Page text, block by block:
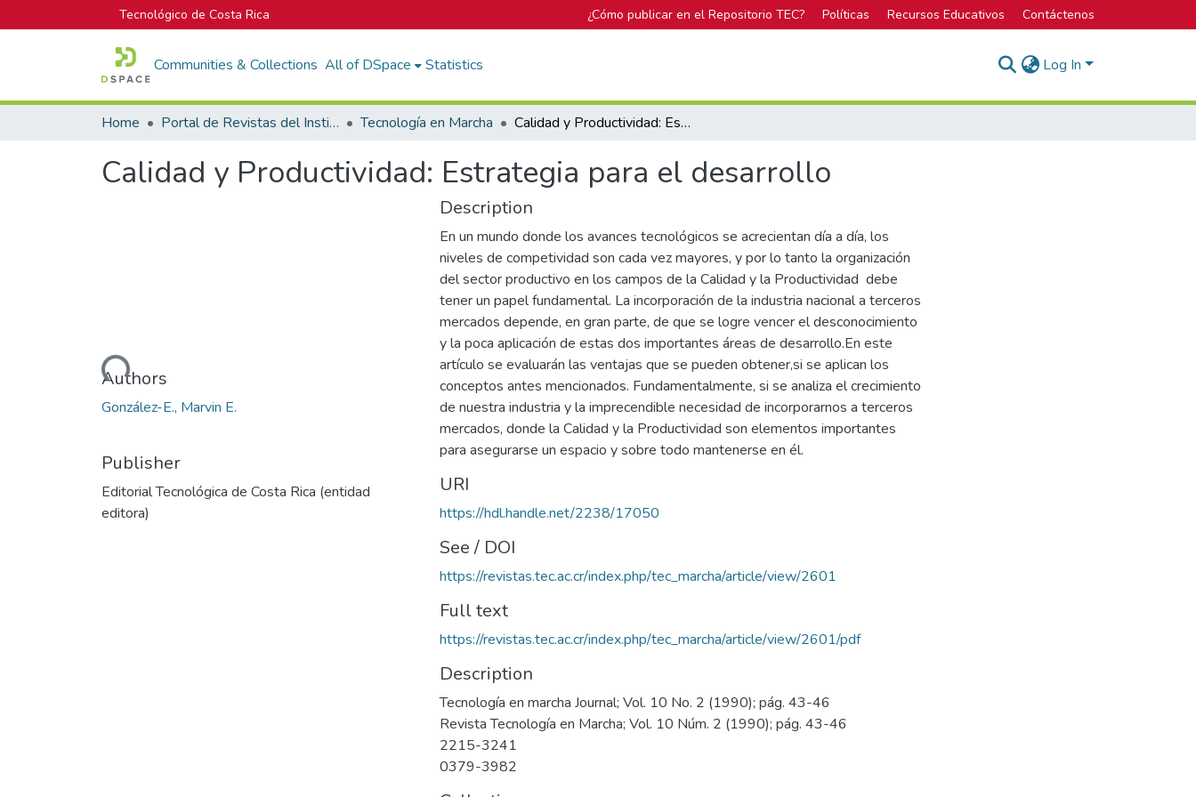
Tecnológico de Costa Rica ¿Cómo publicar en el Repositorio TEC? Políticas Recursos Educativos Contáctenos
Communities & Collections All of DSpace Statistics Log In
Home Portal de Revistas del Instituto Tecnológico de Costa Rica Tecnología en Marcha Calidad y Productividad: Estrategia para el desarrollo
Calidad y Productividad: Estrategia para el desarrollo
Loading...
Authors
González-E., Marvin E.
Publisher
Editorial Tecnológica de Costa Rica (entidad
editora)
Description
En un mundo donde los avances tecnológicos se acrecientan día a día, los
niveles de competividad son cada vez mayores, y por lo tanto la organización
del sector productivo en los campos de la Calidad y la Productividad debe
tener un papel fundamental. La incorporación de la industria nacional a terceros
mercados depende, en gran parte, de que se logre vencer el desconocimiento
y la poca aplicación de estas dos importantes áreas de desarrollo.En este
artículo se evaluarán las ventajas que se pueden obtener,si se aplican los
conceptos antes mencionados. Fundamentalmente, si se analiza el crecimiento
de nuestra industria y la imprecendible necesidad de incorporarnos a terceros
mercados, donde la Calidad y la Productividad son elementos importantes
para asegurarse un espacio y sobre todo mantenerse en él.
URI
https://hdl.handle.net/2238/17050
See / DOI
https://revistas.tec.ac.cr/index.php/tec_marcha/article/view/2601
Full text
https://revistas.tec.ac.cr/index.php/tec_marcha/article/view/2601/pdf
Description
Tecnología en marcha Journal; Vol. 10 No. 2 (1990); pág. 43-46
Revista Tecnología en Marcha; Vol. 10 Núm. 2 (1990); pág. 43-46
2215-3241
0379-3982